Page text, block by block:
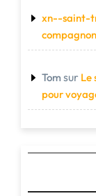
xn--saint-
Tom sur Le
pour